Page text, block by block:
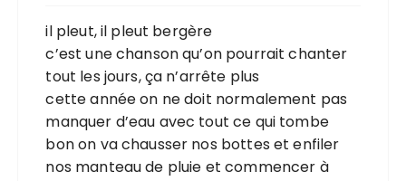
il pleut, il pleut bergère
c’est une chanson qu’on pourrait chanter
tout les jours, ça n’arrête plus
cette année on ne doit normalement pas
manquer d’eau avec tout ce qui tombe
bon on va chausser nos bottes et enfiler
nos manteau de pluie et commencer à